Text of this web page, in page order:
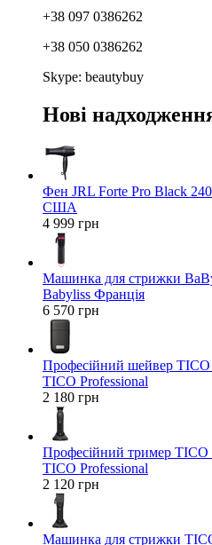
+38 097 0386262
+38 050 0386262
Skype: beautybuy
Нові
Фен JRL Forte Pro Black
США
4 999 грн
Машинка для стрижки
Babyliss Франція
6 570 грн
Професійний шейвер TICO
TICO Professional
2 180 грн
Професійний тример TICO
TICO Professional
2 120 грн
Машинка для стрижки